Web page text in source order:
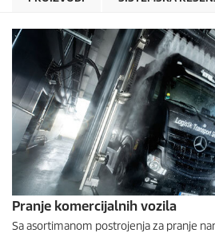
Pranje komercijalnih vozila
Sa asortimanom postrojenja za pranje